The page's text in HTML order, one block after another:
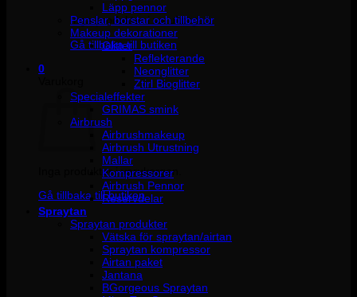
Inga produkter i varukorgen.
Gå tillbaka till butiken
0
Inga produkter i varukorgen.
Gå tillbaka till butiken
Läpp pennor
Penslar, borstar och tillbehör
Makeup dekorationer
Glitter
Reflekterande
Neonglitter
Ztirl Bioglitter
Specialeffekter
GRIMAS smink
Airbrush
Airbrushmakeup
Airbrush Utrustning
Mallar
Kompressorer
Airbrush Pennor
Reservdelar
Spraytan
Spraytan produkter
Vätska för spraytan/airtan
Spraytan kompressor
Airtan paket
Jantana
BGorgeous Spraytan